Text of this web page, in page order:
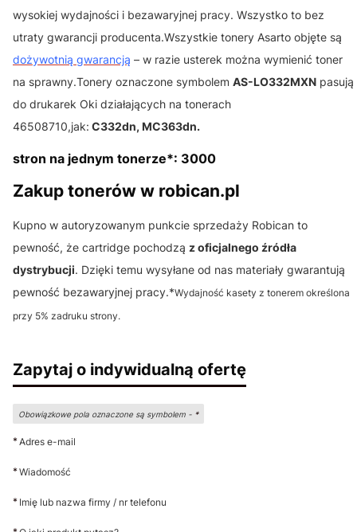
wysokiej wydajności i bezawaryjnej pracy. Wszystko to bez
utraty gwarancji producenta.Wszystkie tonery Asarto objęte są
dożywotnią gwarancją – w razie usterek można wymienić toner
na sprawny.Tonery oznaczone symbolem AS-LO332MXN pasują
do drukarek Oki działających na tonerach
46508710,jak: C332dn, MC363dn.
stron na jednym tonerze*: 3000
Zakup tonerów w robican.pl
Kupno w autoryzowanym punkcie sprzedaży Robican to
pewność, że cartridge pochodzą z oficjalnego źródła
dystrybucji. Dzięki temu wysyłane od nas materiały gwarantują
pewność bezawaryjnej pracy.*Wydajność kasety z tonerem określona
przy 5% zadruku strony.
Zapytaj o indywidualną ofertę
Obowiązkowe pola oznaczone są symbolem - *
*Adres e-mail
*Wiadomość
* Imię lub nazwa firmy / nr telefonu